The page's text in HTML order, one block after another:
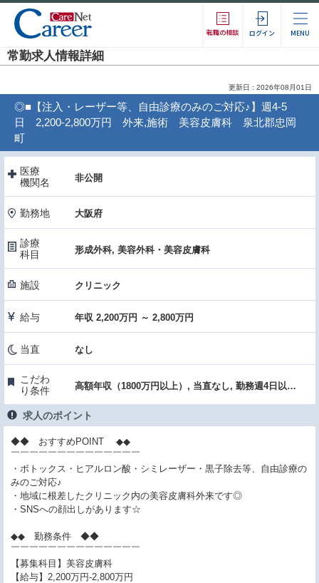
転職の相談 ログイン MENU
常勤求人情報詳細
更新日 : 2026年08月01日
◎■【注入・レーザー等、自由診療のみのご対応♪】週4-5
日 2,200-2,800万円 外来,施術 美容皮膚科 泉北郡忠岡
町
医療
機関名
非公開
勤務地 大阪府
診療
科目
形成外科, 美容外科・美容皮膚科
施設 クリニック
給与 年収 2,200万円 ～ 2,800万円
当直 なし
こだわ
り条件
高額年収（1800万円以上）, 当直なし, 勤務週4日以下, 駅チカ・通勤便利, クリニック
求人のポイント
◆◆ おすすめPOINT ◆◆
￣￣￣￣￣￣￣￣￣￣￣￣￣￣
・ボトックス・ヒアルロン酸・シミレーザー・黒子除去等、自由診療の
みのご対応♪
・地域に根差したクリニック内の美容皮膚科外来です◎
・SNSへの顔出しがあります☆
◆◆ 勤務条件 ◆◆
￣￣￣￣￣￣￣￣￣￣￣￣￣￣
【募集科目】美容皮膚科
【給与】2,200万円-2,800万円